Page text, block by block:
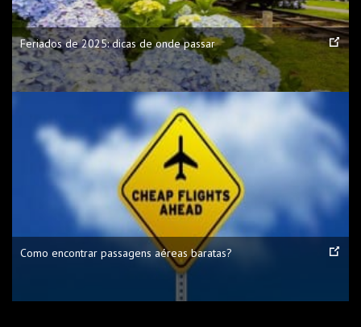
Feriados de 2025: dicas de onde passar
Como encontrar passagens aéreas baratas?